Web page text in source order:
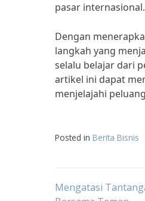
pasar internasional.
Dengan
langkah yang
selalu belajar dari
artikel ini dapat
menjelajahi
Posted in Berita Bisnis
Post
Mengatasi